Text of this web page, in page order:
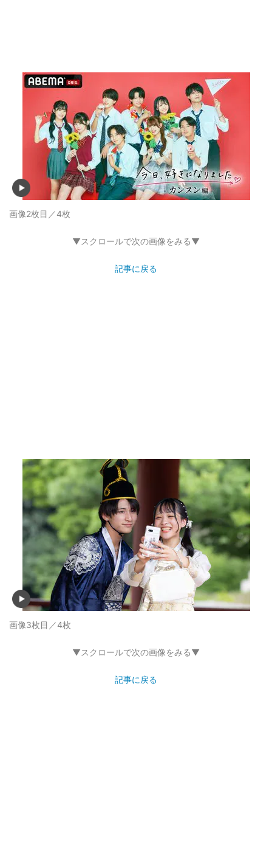
画像2枚目／4枚
▼スクロールで次の画像をみる▼
記事に戻る
画像3枚目／4枚
▼スクロールで次の画像をみる▼
記事に戻る